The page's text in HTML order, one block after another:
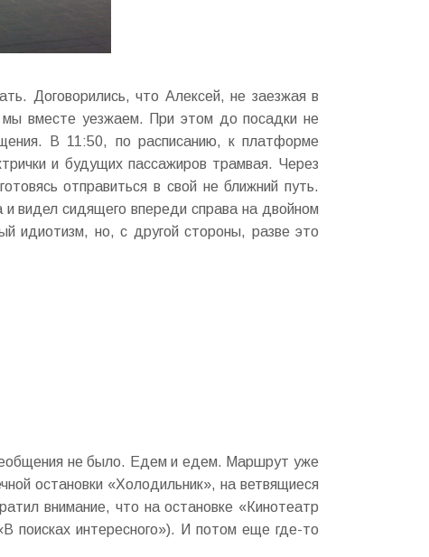
Договорились, что Алексей, не заезжая в
мы вместе уезжаем. При этом до посадки не
В 11:50, по расписанию, к платформе
и будущих пассажиров трамвая. Через
отправиться в свой не ближний путь.
видел сидящего впереди справа на двойном
идиотизм, но, с другой стороны, разве это
необщения не было. Едем и едем. Маршрут уже
остановки «Холодильник», на ветвящиеся
внимание, что на остановке «Кинотеатр
поисках интересного»). И потом еще где-то